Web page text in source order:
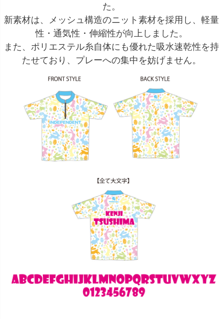
た。
新素材は、メッシュ構造のニット素材を採用し、軽量
性・通気性・伸縮性が向上しました。
また、ポリエステル糸自体にも優れた吸水速乾性を持
たせており、プレーへの集中を妨げません。